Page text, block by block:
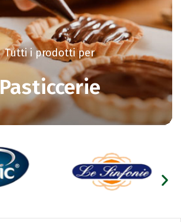
Tutti i prodotti per
Pasticcerie